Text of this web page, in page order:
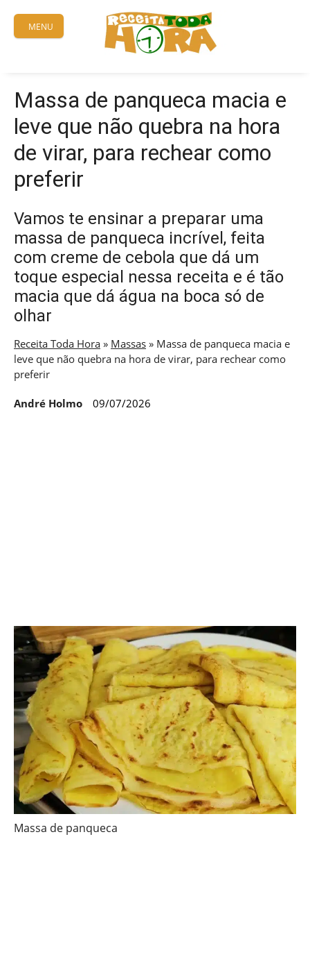
content
MENU
Massa de panqueca macia e
leve que não quebra na hora
de virar, para rechear como
preferir
Vamos te ensinar a preparar uma
massa de panqueca incrível, feita
com creme de cebola que dá um
toque especial nessa receita e é tão
macia que dá água na boca só de
olhar
Receita Toda Hora » Massas » Massa de panqueca macia e
leve que não quebra na hora de virar, para rechear como
preferir
André Holmo 09/07/2026
Massa de panqueca